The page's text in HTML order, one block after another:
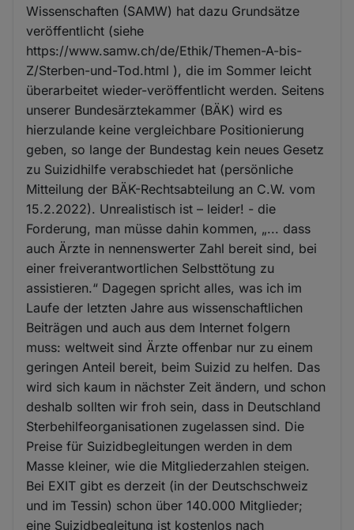
Wissenschaften (SAMW) hat dazu Grundsätze
veröffentlicht (siehe
https://www.samw.ch/de/Ethik/Themen-A-bis-
Z/Sterben-und-Tod.html ), die im Sommer leicht
überarbeitet wieder-veröffentlicht werden. Seitens
unserer Bundesärztekammer (BÄK) wird es
hierzulande keine vergleichbare Positionierung
geben, so lange der Bundestag kein neues Gesetz
zu Suizidhilfe verabschiedet hat (persönliche
Mitteilung der BÄK-Rechtsabteilung an C.W. vom
15.2.2022). Unrealistisch ist – leider! - die
Forderung, man müsse dahin kommen, „... dass
auch Ärzte in nennenswerter Zahl bereit sind, bei
einer freiverantwortlichen Selbsttötung zu
assistieren.“ Dagegen spricht alles, was ich im
Laufe der letzten Jahre aus wissenschaftlichen
Beiträgen und auch aus dem Internet folgern
muss: weltweit sind Ärzte offenbar nur zu einem
geringen Anteil bereit, beim Suizid zu helfen. Das
wird sich kaum in nächster Zeit ändern, und schon
deshalb sollten wir froh sein, dass in Deutschland
Sterbehilfeorganisationen zugelassen sind. Die
Preise für Suizidbegleitungen werden in dem
Masse kleiner, wie die Mitgliederzahlen steigen.
Bei EXIT gibt es derzeit (in der Deutschschweiz
und im Tessin) schon über 140.000 Mitglieder;
eine Suizidbegleitung ist kostenlos nach